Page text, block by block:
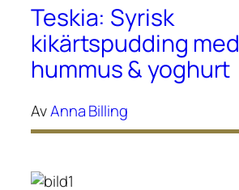
Teskia: Syrisk
kikärtspudding med
hummus & yoghurt
AvAnna Billing